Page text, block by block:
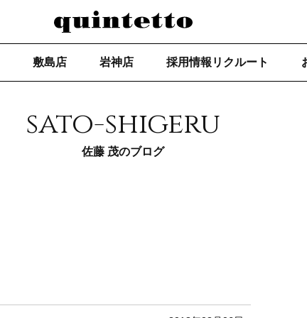
敷島店 岩神店 採用情報リクルート
sato-shigeru
佐藤 茂のブログ